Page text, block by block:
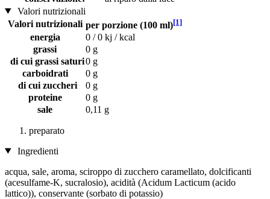
Valori nutrizionali
Valori nutrizionali per porzione (100 ml)[1]
energia
0 / 0 kj / kcal
grassi
0 g
di cui grassi saturi0 g
carboidrati
0 g
di cui zuccheri
0 g
proteine
0 g
sale
0,11 g
preparato
Ingredienti
acqua, sale, aroma, sciroppo di zucchero caramellato, dolcificanti
(acesulfame-K, sucralosio), acidità (Acidum Lacticum (acido
lattico)), conservante (sorbato di potassio)